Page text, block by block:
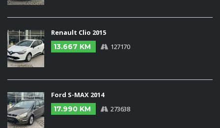
Renault Clio 2015
13.667 KM
127170
Ford S-MAX 2014
17.990 KM
273638